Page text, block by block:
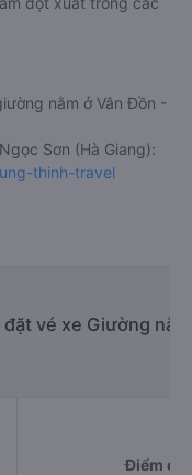
nằm ở Vân Đồn -
Sơn (Hà Giang):
thinh-travel
vé xe Giường
Điểm đi